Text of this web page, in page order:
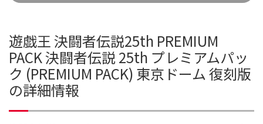
遊戯王 決闘者伝説25th PREMIUM
PACK 決闘者伝説 25th プレミアムパッ
ク (PREMIUM PACK) 東京ドーム 復刻版
の詳細情報